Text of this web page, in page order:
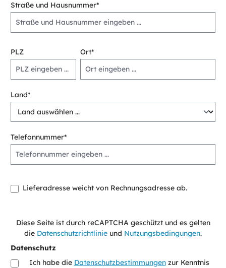
Straße und Hausnummer*
PLZ Ort*
Land*
Telefonnummer*
Lieferadresse weicht von Rechnungsadresse ab.
Diese Seite ist durch reCAPTCHA geschützt und es gelten
die Datenschutzrichtlinie und Nutzungsbedingungen.
Datenschutz
Ich habe die Datenschutzbestimmungenzur Kenntnis